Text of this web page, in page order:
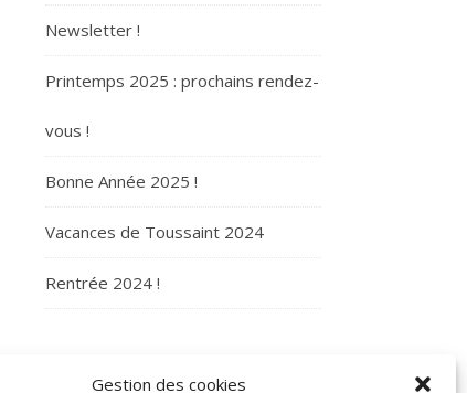
Gestion des cookies
Newsletter !
Printemps 2025 : prochains rendez-
vous !
Bonne Année 2025 !
Vacances de Toussaint 2024
Rentrée 2024 !